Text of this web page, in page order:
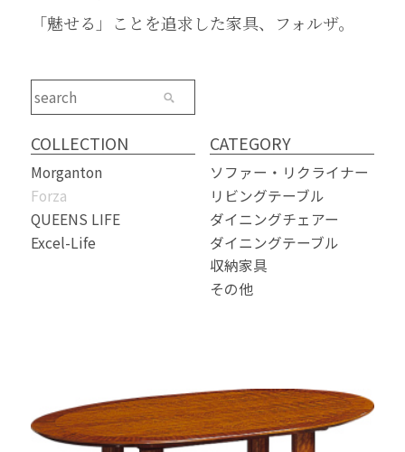
「魅せる」ことを追求した家具、フォルザ。
COLLECTION
Morganton
Forza
QUEENS LIFE
Excel-Life
CATEGORY
ソファー・リクライナー
リビングテーブル
ダイニングチェアー
ダイニングテーブル
収納家具
その他